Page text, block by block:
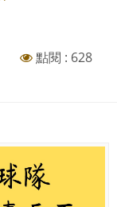
點閱 : 628